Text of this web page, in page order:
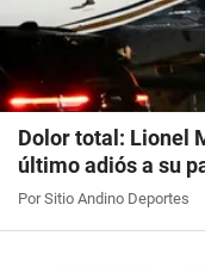
Dolor total: Lionel
último adiós a su
Por Sitio Andino Deportes